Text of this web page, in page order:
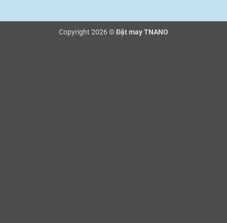
Copyright 2026 ©Đặt may TNANO